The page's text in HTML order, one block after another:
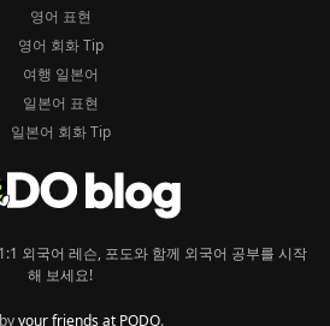
영어 표현
영어 회화 Tip
여행 일본어
일본어 표현
일본어 회화 Tip
외국어 레슨, 포도와 함께 외국어 공부를 시작
해 보세요!
your friends at PODO.